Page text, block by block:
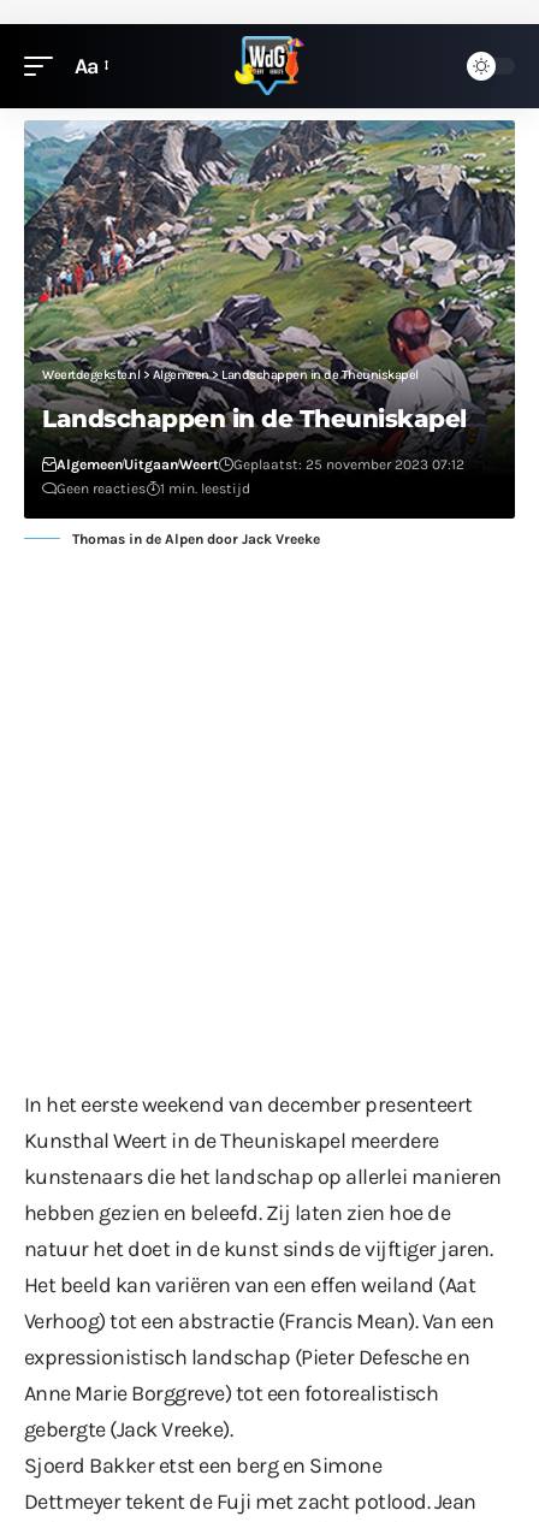
Aa
Weertdegekste.nl>Algemeen>Landschappen in de Theuniskapel
Landschappen in de Theuniskapel
AlgemeenUitgaanWeert
Geplaatst: 25 november 2023 07:12
Geen reacties
1 min. leestijd
Thomas in de Alpen door Jack Vreeke
In het eerste weekend van december presenteert
Kunsthal Weert in de Theuniskapel meerdere
kunstenaars die het landschap op allerlei manieren
hebben gezien en beleefd. Zij laten zien hoe de
natuur het doet in de kunst sinds de vijftiger jaren.
Het beeld kan variëren van een effen weiland (Aat
Verhoog) tot een abstractie (Francis Mean). Van een
expressionistisch landschap (Pieter Defesche en
Anne Marie Borggreve) tot een fotorealistisch
gebergte (Jack Vreeke).
Sjoerd Bakker etst een berg en Simone
Dettmeyer tekent de Fuji met zacht potlood. Jean